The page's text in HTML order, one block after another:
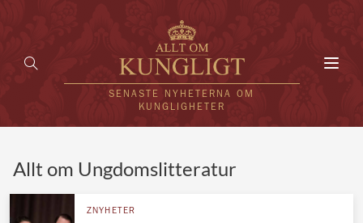
SENASTE NYHETERNA OM
KUNGLIGHETER
Allt om Ungdomslitteratur
ZNYHETER